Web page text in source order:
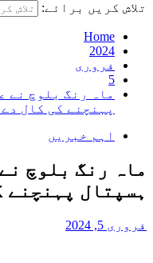
تلاش کریں برائے:
Home
2024
فروری
5
ماہ رنگ بلوچ نے
پہنچنے کی کال
اہم خبریں
ماہ رنگ بلوچ
ہسپتال پہنچنے
فروری 5, 2024